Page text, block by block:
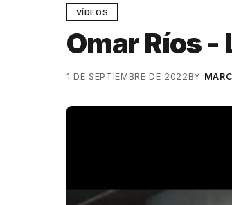
VÍDEOS
Omar Ríos -
1 DE SEPTIEMBRE DE 2022BY